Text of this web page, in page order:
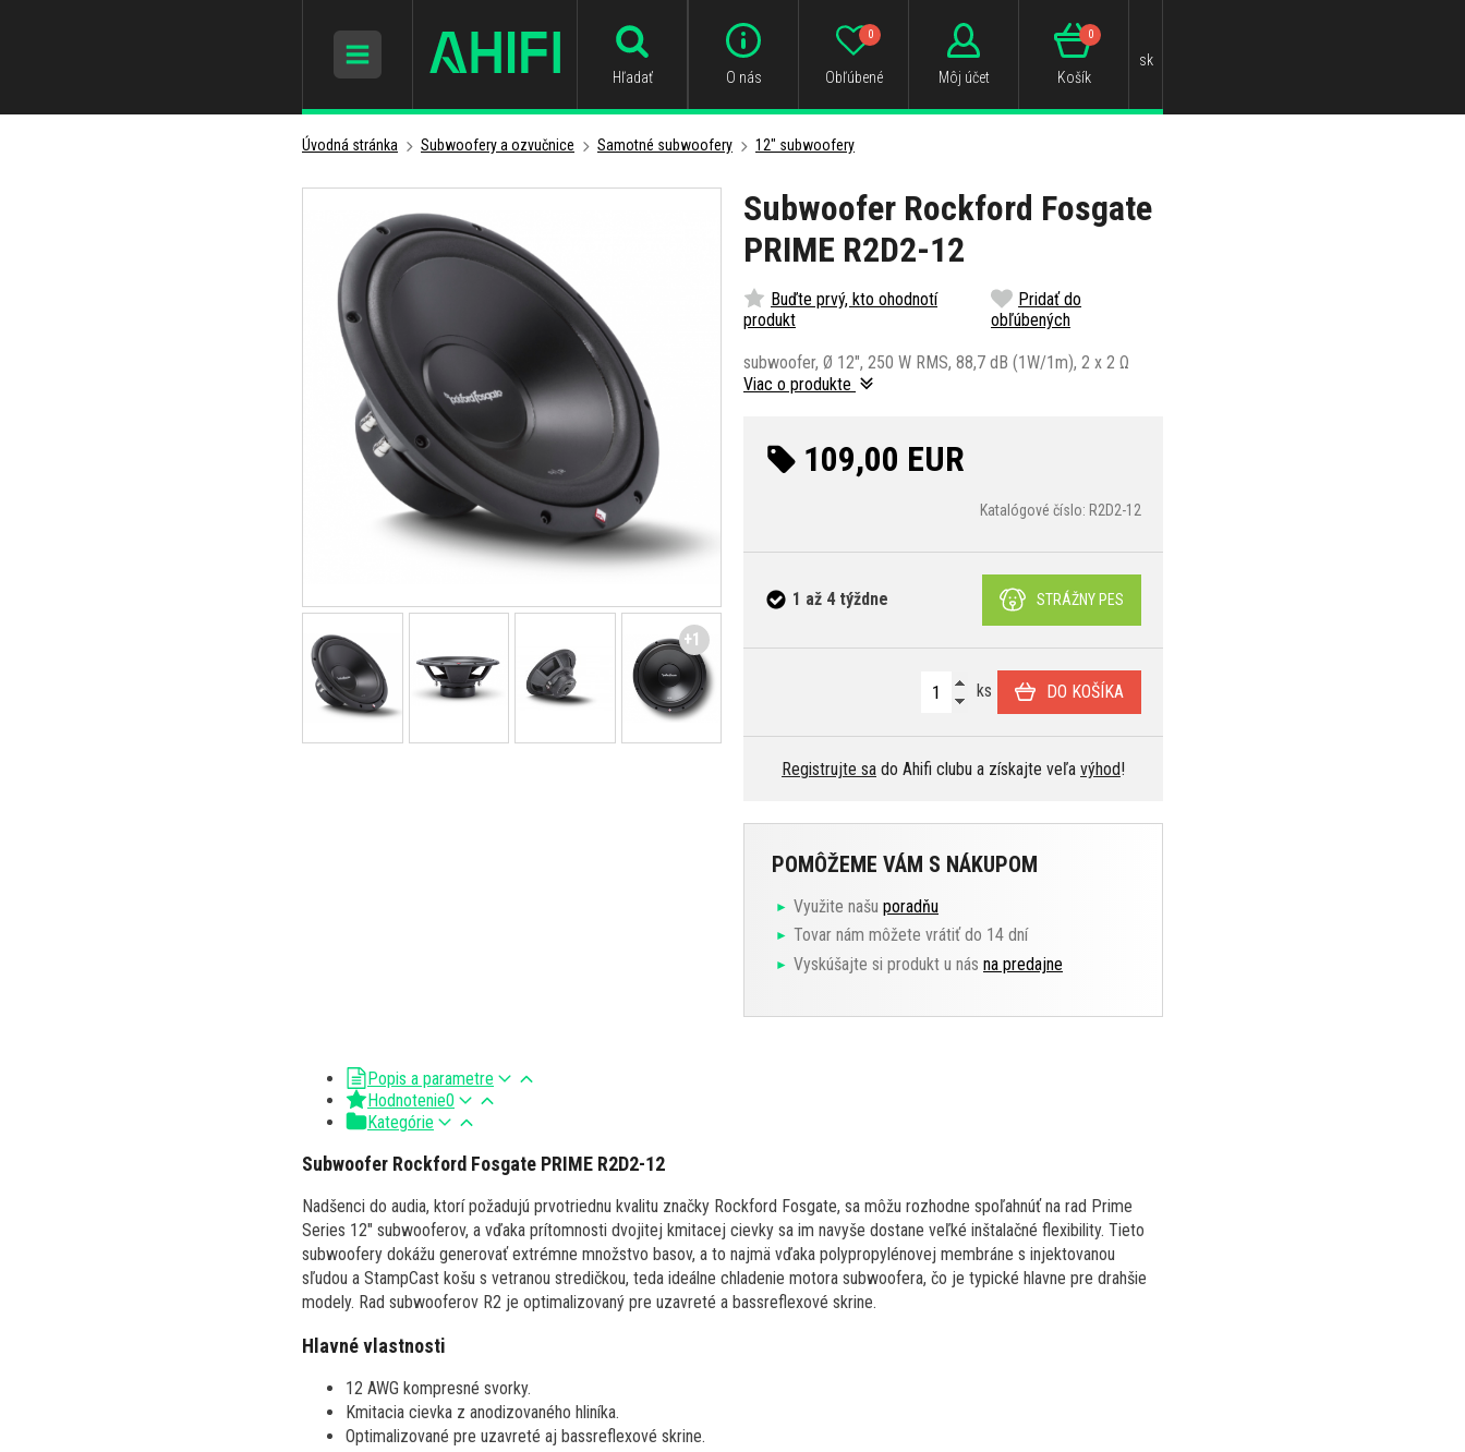
Hľadať O nás Obľúbené
0
Môj účet Košík
0
sk
Úvodná stránka Subwoofery a ozvučnice Samotné subwoofery 12" subwoofery
Subwoofer Rockford Fosgate
PRIME R2D2-12
Buďte prvý, kto ohodnotí
produkt
Pridať do
obľúbených
subwoofer, Ø 12", 250 W RMS, 88,7 dB (1W/1m), 2 x 2 Ω
Viac o produkte
109,00 EUR
Katalógové číslo: R2D2-12
1 až 4 týždne STRÁŽNY PES
ks DO KOŠÍKA
Registrujte sa do Ahifi clubu a získajte veľa výhod!
POMÔŽEME VÁM S NÁKUPOM
Využite našu poradňu
Tovar nám môžete vrátiť do 14 dní
Vyskúšajte si produkt u nás na predajne
+1
Popis a parametre
Hodnotenie0
Kategórie
Subwoofer Rockford Fosgate PRIME R2D2-12
Nadšenci do audia, ktorí požadujú prvotriednu kvalitu značky Rockford Fosgate, sa môžu rozhodne spoľahnúť na rad Prime
Series 12" subwooferov, a vďaka prítomnosti dvojitej kmitacej cievky sa im navyše dostane veľké inštalačné flexibility. Tieto
subwoofery dokážu generovať extrémne množstvo basov, a to najmä vďaka polypropylénovej membráne s injektovanou
sľudou a StampCast košu s vetranou stredičkou, teda ideálne chladenie motora subwoofera, čo je typické hlavne pre drahšie
modely. Rad subwooferov R2 je optimalizovaný pre uzavreté a bassreflexové skrine.
Hlavné vlastnosti
12 AWG kompresné svorky.
Kmitacia cievka z anodizovaného hliníka.
Optimalizované pre uzavreté aj bassreflexové skrine.